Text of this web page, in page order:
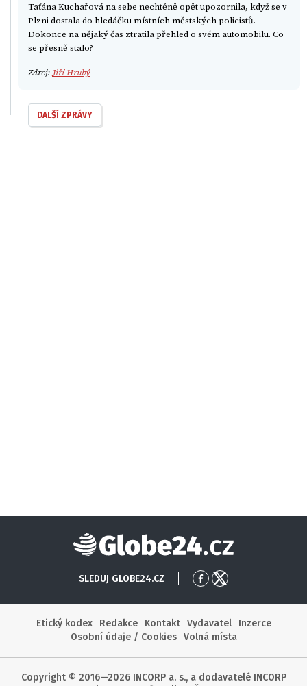
Taťána Kuchařová na sebe nechtěně opět upozornila, když se v
Plzni dostala do hledáčku místních městských policistů.
Dokonce na nějaký čas ztratila přehled o svém automobilu. Co
se přesně stalo?
Zdroj: Jiří Hrubý
DALŠÍ ZPRÁVY
Globe24
SLEDUJ GLOBE24.CZ
PřejítPřejít
Etický kodex
Redakce Kontakt Vydavatel
Inzerce
Osobní údaje / Cookies
Volná místa
Copyright © 2016—2026 INCORP a. s., a dodavatelé INCORP